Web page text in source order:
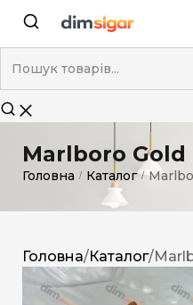
Marlboro Gold
Головна / Каталог /
Головна/Каталог/